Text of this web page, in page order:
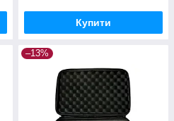
Купити
–13%